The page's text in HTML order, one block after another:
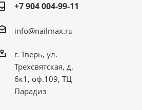
+7 904 004-99-11
info@nailmax.ru
г. Тверь, ул.
Трехсвятская, д.
6к1, оф.109, ТЦ
Парадиз